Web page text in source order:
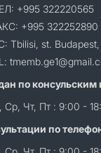
+995 322220565
+995 322252890
Tbilisi, st.
по консульским
Ср, Чт, Пт : 9:00 -
по